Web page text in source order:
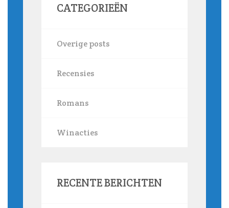
CATEGORIEËN
Overige posts
Recensies
Romans
Winacties
RECENTE BERICHTEN